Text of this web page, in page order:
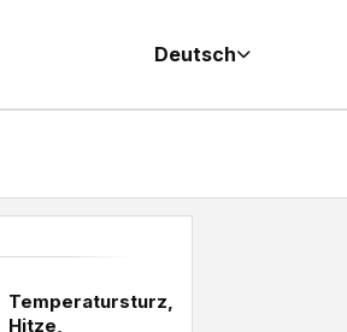
Deutsch
Temperatursturz,
Hitze,